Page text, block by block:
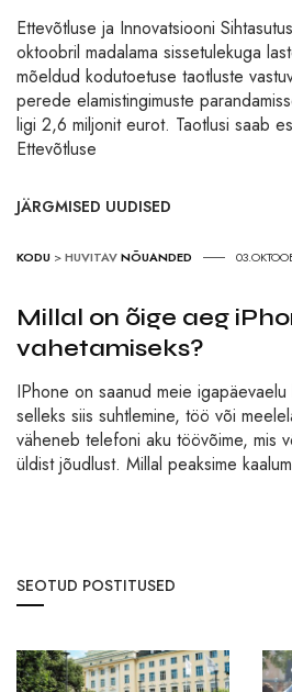
Ettevõtluse ja Innovatsiooni
oktoobril madalama sissetulekuga
mõeldud kodutoetuse taotluste
perede elamistingimuste
ligi 2,6 miljonit eurot. Taotlusi saab
Ettevõtluse
JÄRGMISED UUDISED
KODU >HUVITAVNÕUANDED
Millal on õige aeg
vahetamiseks?
IPhone on saanud meie
selleks siis suhtlemine, töö või
väheneb telefoni aku töövõime, mis
üldist jõudlust. Millal peaksime
SEOTUD POSTITUSED